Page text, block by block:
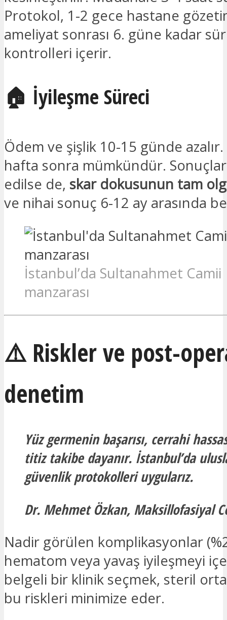
Protokol, 1-2 gece hastane
ameliyat sonrası 6. güne kadar
kontrolleri içerir.
🏠 İyileşme Süreci
Ödem ve şişlik 10-15 günde
hafta sonra mümkündür.
edilse de, skar dokusunun tam
ve nihai sonuç 6-12 ay arasında
İstanbul’da Sultanahmet Camii
manzarası
⚠️ Riskler ve post-
denetim
Yüz germenin başarısı, cerrahi
titiz takibe dayanır. İstanbul’da
güvenlik protokolleri uygularız.
Dr. Mehmet Özkan, Maksillofasiyal
Nadir görülen komplikasyonlar
hematom veya yavaş iyileşmeyi
belgeli bir klinik seçmek, steril
bu riskleri minimize eder.